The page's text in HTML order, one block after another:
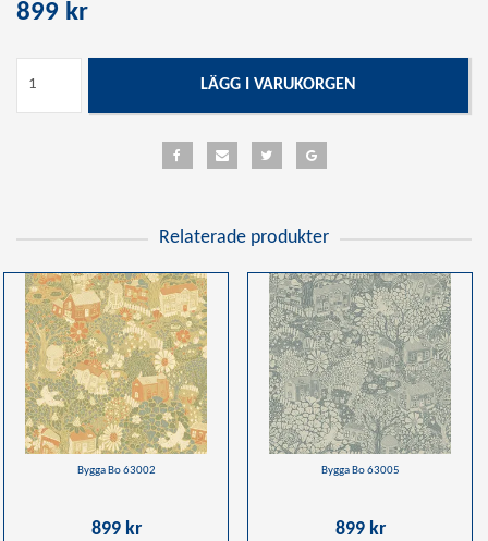
899 kr
LÄGG I VARUKORGEN
Relaterade produkter
Bygga Bo 63002
899 kr
Bygga Bo 63005
899 kr